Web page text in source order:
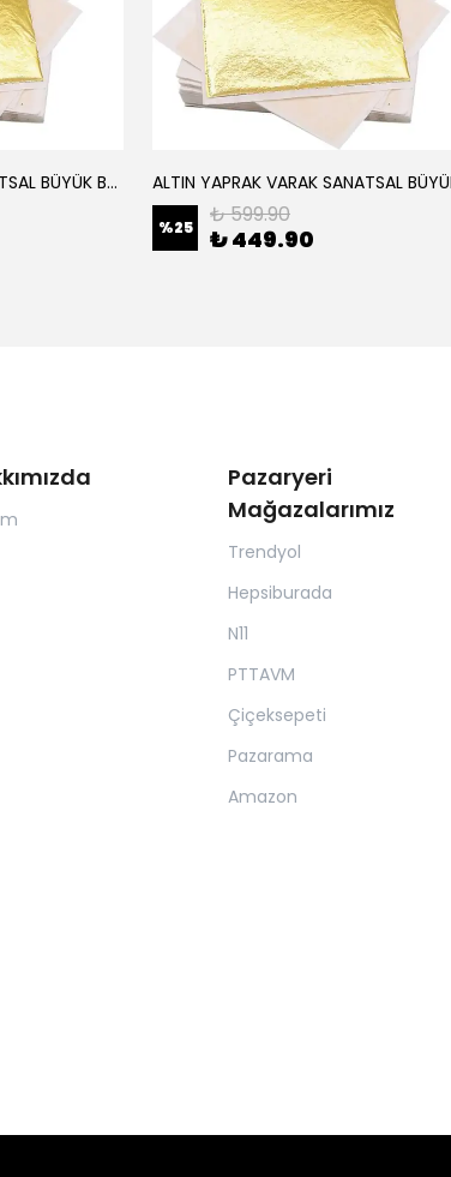
ALTIN YAPRAK VARAK SANATSAL BÜYÜK BOY FOLYO EPOKSİ REÇİNE NAİL ART 8 ADET ALTIN RENK 14X14 CM
%25 ₺ 599.90
₺ 449.90
Pazaryeri
Mağazalarımız
Trendyol
Hepsiburada
N11
PTTAVM
Çiçeksepeti
Pazarama
Amazon